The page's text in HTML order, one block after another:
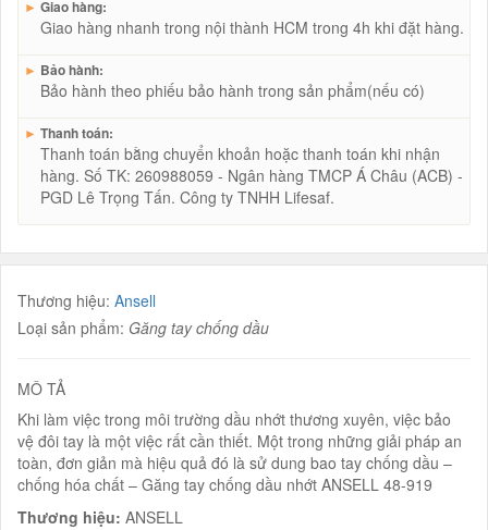
► Giao hàng:
Giao hàng nhanh trong nội thành HCM trong 4h khi đặt hàng.
► Bảo hành:
Bảo hành theo phiếu bảo hành trong sản phẩm(nếu có)
► Thanh toán:
Thanh toán bằng chuyển khoản hoặc thanh toán khi nhận
hàng. Số TK: 260988059 - Ngân hàng TMCP Á Châu (ACB) -
PGD Lê Trọng Tấn. Công ty TNHH Lifesaf.
Thương hiệu: Ansell
Loại sản phẩm: Găng tay chống dầu
MÔ TẢ
Khi làm việc trong môi trường dầu nhớt thương xuyên, việc bảo
vệ đôi tay là một việc rất cần thiết. Một trong những giải pháp an
toàn, đơn giản mà hiệu quả đó là sử dung bao tay chống dầu –
chống hóa chất – Găng tay chống dầu nhớt ANSELL 48-919
Thương hiệu: ANSELL